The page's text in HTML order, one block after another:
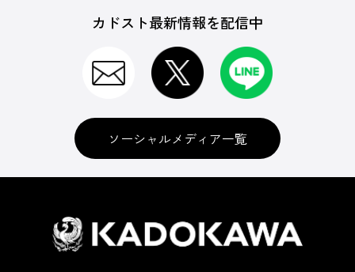
カドスト最新情報を配信中
ソーシャルメディア一覧